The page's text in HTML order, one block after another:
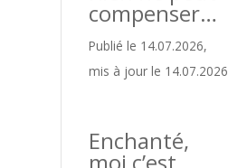
compenser…
Publié le 14.07.2026,
mis à jour le 14.07.2026
Enchanté,